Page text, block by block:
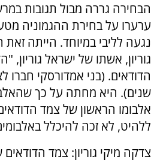
הבחירה גררה מבול תגובות
ערערו על בחירת ההגמוניה
נגעה לליבי במיוחד. הייתה
גוריון, אשתו של ישראל גוריון,
שנים). היא מחתה על כך
אלבומו הראשון של צמד
ללהיט, לא זכה להיכלל